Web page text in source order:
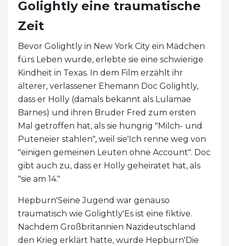
Golightly eine traumatische
Zeit
Bevor Golightly in New York City ein Mädchen
fürs Leben wurde, erlebte sie eine schwierige
Kindheit in Texas. In dem Film erzählt ihr
älterer, verlassener Ehemann Doc Golightly,
dass er Holly (damals bekannt als Lulamae
Barnes) und ihren Bruder Fred zum ersten
Mal getroffen hat, als sie hungrig "Milch- und
Puteneier stahlen", weil sie'Ich renne weg von
"einigen gemeinen Leuten ohne Account". Doc
gibt auch zu, dass er Holly geheiratet hat, als
"sie am 14."
Hepburn'Seine Jugend war genauso
traumatisch wie Golightly'Es ist eine fiktive.
Nachdem Großbritannien Nazideutschland
den Krieg erklärt hatte, wurde Hepburn'Die